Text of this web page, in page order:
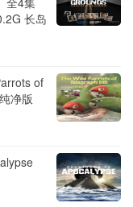
长岛
of
净版